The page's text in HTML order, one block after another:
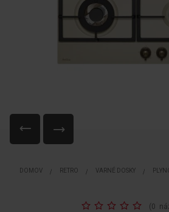
DOMOV RETRO VARNÉ DOSKY
Rating: (0